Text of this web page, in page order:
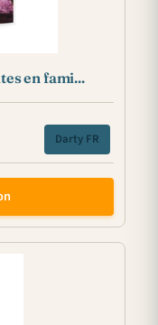
en fami...
Darty FR